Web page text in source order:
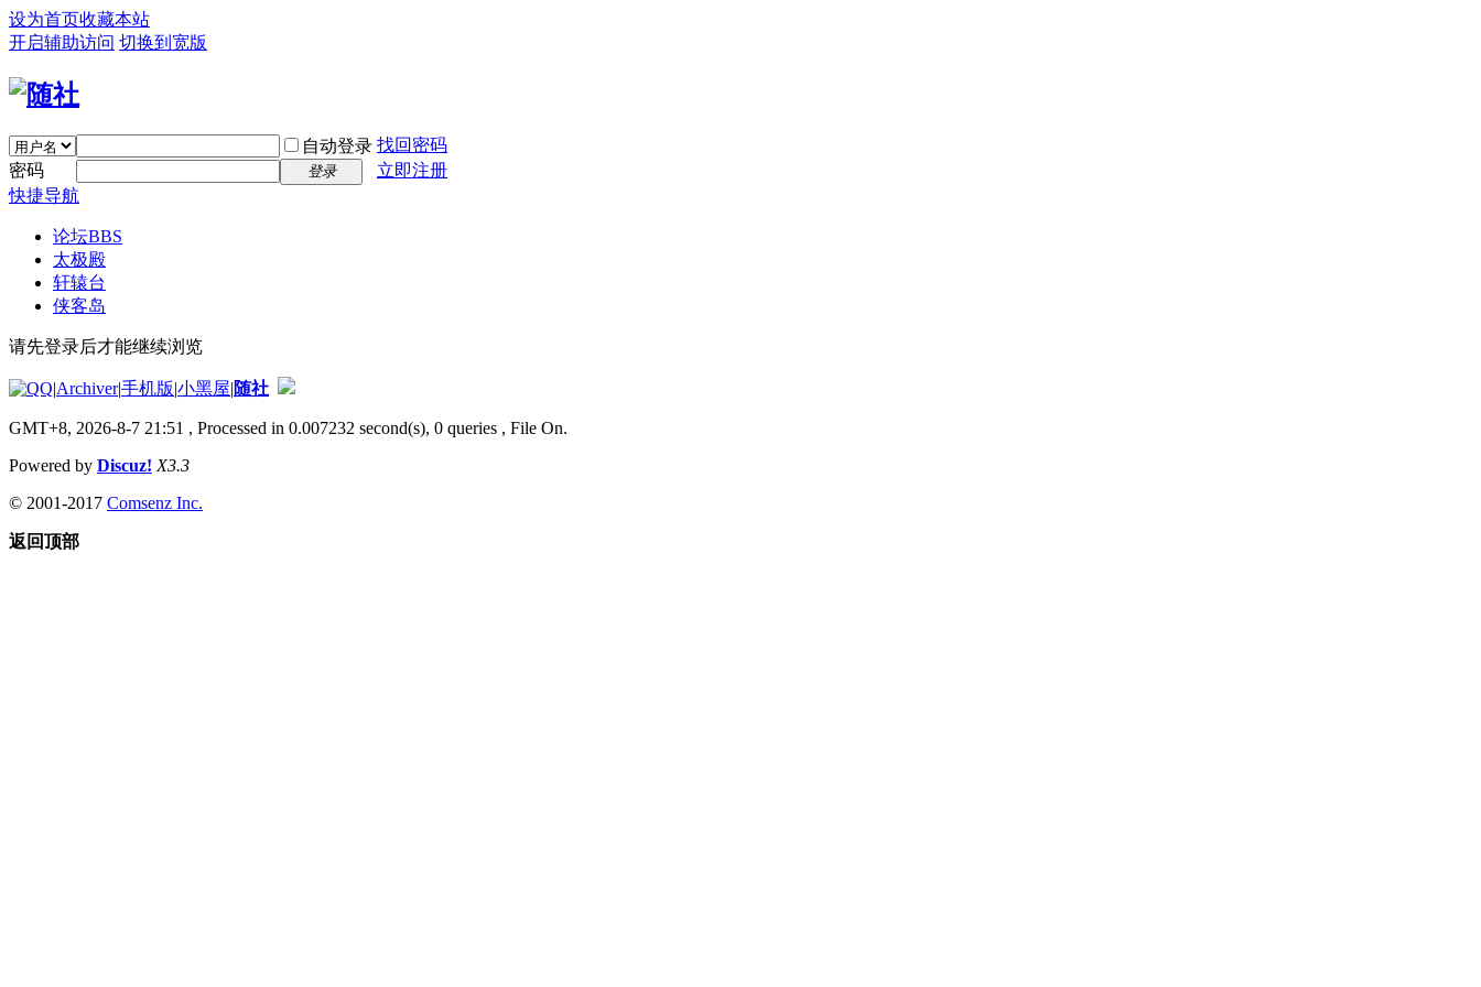
设为首页收藏本站
开启辅助访问 切换到宽版
自动登录 找回密码
密码
登录
立即注册
快捷导航
论坛BBS
太极殿
轩辕台
侠客岛
请先登录后才能继续浏览
|Archiver|手机版|小黑屋|随社
GMT+8, 2026-8-7 21:51 , Processed in 0.007232 second(s), 0 queries , File On.
Powered by Discuz! X3.3
© 2001-2017 Comsenz Inc.
返回顶部